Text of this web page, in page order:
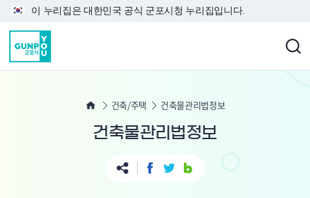
본문 바로가기
이 누리집은 대한민국 공식 군포시청 누리집입니다.
건축/주택 건축물관리법정보
건축물관리법정보